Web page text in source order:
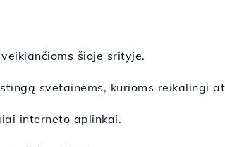
šioje srityje.
svetainėms, kurioms reikalingi
interneto aplinkai.